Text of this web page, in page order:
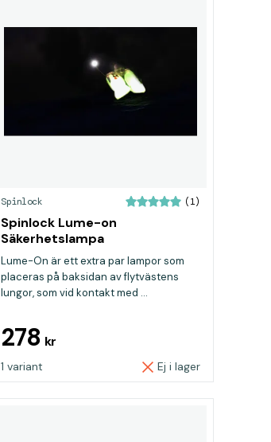
Spinlock (1)
Spinlock Lume-on
Säkerhetslampa
Lume-On är ett extra par lampor som
placeras på baksidan av flytvästens
lungor, som vid kontakt med ...
278 kr
1 variant Ej i lager